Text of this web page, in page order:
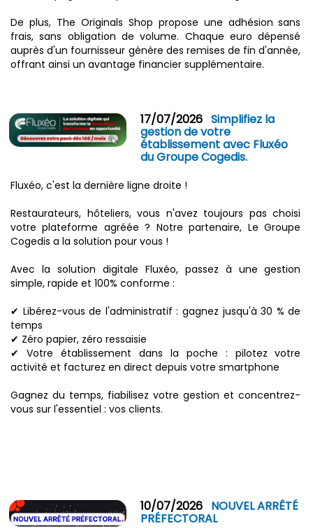
De plus, The Originals Shop propose une adhésion sans
frais, sans obligation de volume. Chaque euro dépensé
auprès d'un fournisseur génère des remises de fin d'année,
offrant ainsi un avantage financier supplémentaire.
17/07/2026 Simplifiez la
gestion de votre
établissement avec Fluxéo
du Groupe Cogedis.
Fluxéo, c'est la dernière ligne droite !
Restaurateurs, hôteliers, vous n'avez toujours pas choisi
votre plateforme agréée ? Notre partenaire, Le Groupe
Cogedis a la solution pour vous !
Avec la solution digitale Fluxéo, passez à une gestion
simple, rapide et 100% conforme :
✔ Libérez-vous de l'administratif : gagnez jusqu'à 30 % de
temps
✔ Zéro papier, zéro ressaisie
✔ Votre établissement dans la poche : pilotez votre
activité et facturez en direct depuis votre smartphone
Gagnez du temps, fiabilisez votre gestion et concentrez-
vous sur l'essentiel : vos clients.
10/07/2026 NOUVEL ARRÊTÉ
PRÉFECTORAL